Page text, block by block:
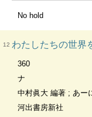
No hold
12 わたしたちの世界を
360
ナ
中村眞大 編著 ; あー
河出書房新社